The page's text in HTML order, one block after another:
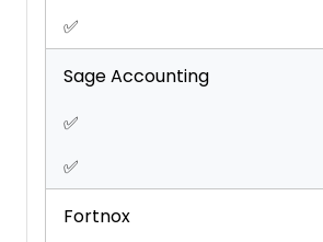
✅
Sage Accounting
✅
✅
Fortnox